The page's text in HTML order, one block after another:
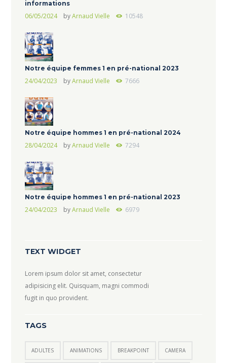
informations
06/05/2024 byArnaud Vielle 10548
Notre équipe femmes 1 en pré-national 2023
24/04/2023 byArnaud Vielle 7666
Notre équipe hommes 1 en pré-national 2024
28/04/2024 byArnaud Vielle 7294
Notre équipe hommes 1 en pré-national 2023
24/04/2023 byArnaud Vielle 6979
TEXT WIDGET
Lorem ipsum dolor sit amet, consectetur
adipisicing elit. Quisquam, magni commodi
fugit in quo provident.
TAGS
ADULTES ANIMATIONS BREAKPOINT CAMERA